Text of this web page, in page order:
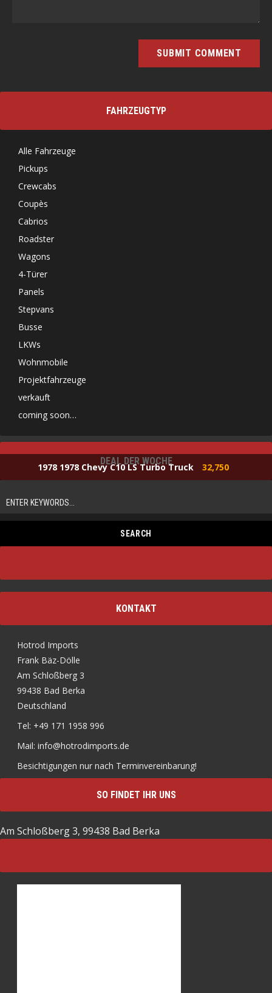
FAHRZEUGTYP
Alle Fahrzeuge
Pickups
Crewcabs
Coupès
Cabrios
Roadster
Wagons
4-Türer
Panels
Stepvans
Busse
LKWs
Wohnmobile
Projektfahrzeuge
verkauft
coming soon…
DEAL DER WOCHE
1978 1978 Chevy C10 LS Turbo Truck 32,750
KONTAKT
Hotrod Imports
Frank Bäz-Dölle
Am Schloßberg 3
99438 Bad Berka
Deutschland
Tel: +49 171 1958 996
Mail: info@hotrodimports.de
Besichtigungen nur nach Terminvereinbarung!
SO FINDET IHR UNS
Am Schloßberg 3, 99438 Bad Berka